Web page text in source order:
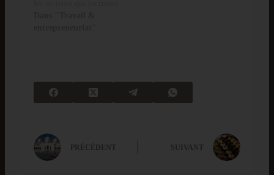
PRÉCÉDENT SUIVANT